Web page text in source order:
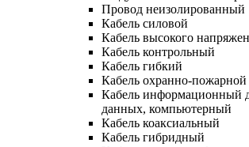
Провод неизолированный
Кабель силовой
Кабель высокого
Кабель контрольный
Кабель гибкий
Кабель охранно-пожарной
Кабель информационный
данных, компьютерный
Кабель коаксиальный
Кабель гибридный